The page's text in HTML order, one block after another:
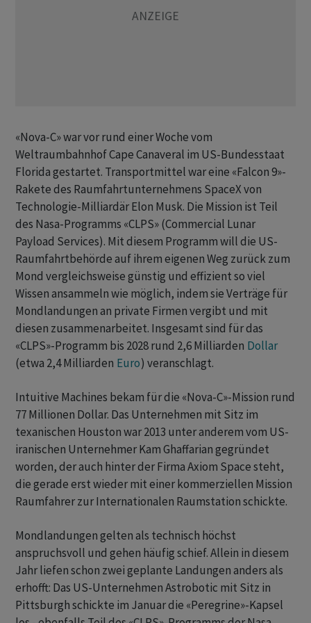
«Nova-C» war vor rund einer Woche vom
Weltraumbahnhof Cape Canaveral im US-Bundesstaat
Florida gestartet. Transportmittel war eine «Falcon 9»-
Rakete des Raumfahrtunternehmens SpaceX von
Technologie-Milliardär Elon Musk. Die Mission ist Teil
des Nasa-Programms «CLPS» (Commercial Lunar
Payload Services). Mit diesem Programm will die US-
Raumfahrtbehörde auf ihrem eigenen Weg zurück zum
Mond vergleichsweise günstig und effizient so viel
Wissen ansammeln wie möglich, indem sie Verträge für
Mondlandungen an private Firmen vergibt und mit
diesen zusammenarbeitet. Insgesamt sind für das
«CLPS»-Programm bis 2028 rund 2,6 Milliarden Dollar
(etwa 2,4 Milliarden Euro) veranschlagt.
Intuitive Machines bekam für die «Nova-C»-Mission rund
77 Millionen Dollar. Das Unternehmen mit Sitz im
texanischen Houston war 2013 unter anderem vom US-
iranischen Unternehmer Kam Ghaffarian gegründet
worden, der auch hinter der Firma Axiom Space steht,
die gerade erst wieder mit einer kommerziellen Mission
Raumfahrer zur Internationalen Raumstation schickte.
Mondlandungen gelten als technisch höchst
anspruchsvoll und gehen häufig schief. Allein in diesem
Jahr liefen schon zwei geplante Landungen anders als
erhofft: Das US-Unternehmen Astrobotic mit Sitz in
Pittsburgh schickte im Januar die «Peregrine»-Kapsel